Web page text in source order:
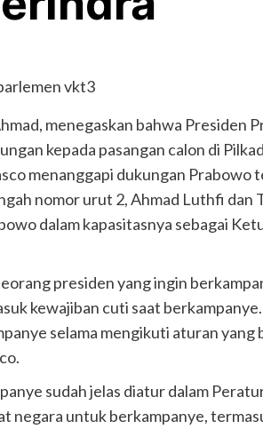
menegaskan bahwa Presiden
kepada pasangan calon di
menanggapi dukungan Prabowo
nomor urut 2, Ahmad Luthfi dan
dalam kapasitasnya sebagai
presiden yang ingin
kewajiban cuti saat
selama mengikuti aturan yang
sudah jelas diatur dalam
negara untuk berkampanye,